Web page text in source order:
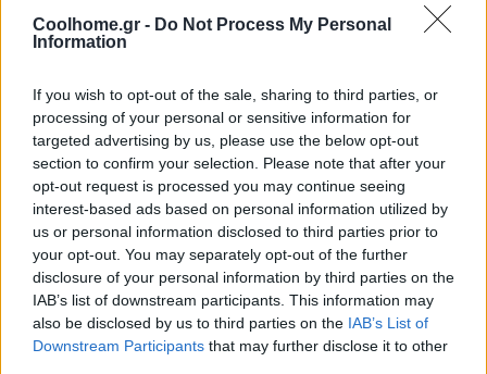
Coolhome.gr - Do Not Process My Personal
Information
If you wish to opt-out of the sale, sharing to third parties, or
processing of your personal or sensitive information for
targeted advertising by us, please use the below opt-out
section to confirm your selection. Please note that after your
opt-out request is processed you may continue seeing
interest-based ads based on personal information utilized by
us or personal information disclosed to third parties prior to
your opt-out. You may separately opt-out of the further
disclosure of your personal information by third parties on the
IAB’s list of downstream participants. This information may
also be disclosed by us to third parties on the IAB’s List of
Downstream Participants that may further disclose it to other
και νέες δυναμικές.Στην Ελλάδα, οι νεότερες
ηλικίες οδηγούν την τάση, με το 77% των 18–
εξοικείωση με το DIY, επιβεβαιώνοντας ότι η
νέα γενιά υιοθετεί ενεργά τη φιλοσοφία «Κάν’
το μόνος σου». Στην Κύπρο, η ηλικιακή ομάδα
35–54 ετών παραμένει η πιο δραστήρια,
αποτυπώνοντας τη σύνδεση του DIY με την
καθημερινότητα της παραγωγικής ηλικίας.
«Το DIY έχει ωριμάσει ως στάση απέναντι στο
σπίτι. Δεν αφορά πια μόνο την πρακτική
ανάγκη, αλλά τη συνειδητή επιλογή να
δημιουργείς και να εκφράζεσαι—χωρίς